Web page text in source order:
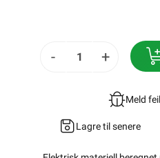
1000W
- +
Meld
Lagre til senere